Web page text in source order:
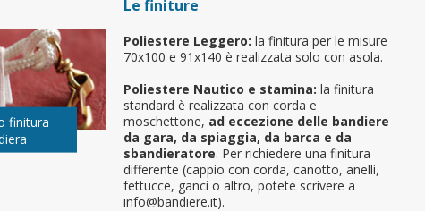
Le finiture
Poliestere Leggero: la finitura per le misure
70x100 e 91x140 è realizzata solo con asola.
Poliestere Nautico e stamina: la finitura
standard è realizzata con corda e
moschettone, ad eccezione delle bandiere
da gara, da spiaggia, da barca e da
sbandieratore. Per richiedere una finitura
differente (cappio con corda, canotto, anelli,
fettucce, ganci o altro, potete scrivere a
info@bandiere.it).
finitura